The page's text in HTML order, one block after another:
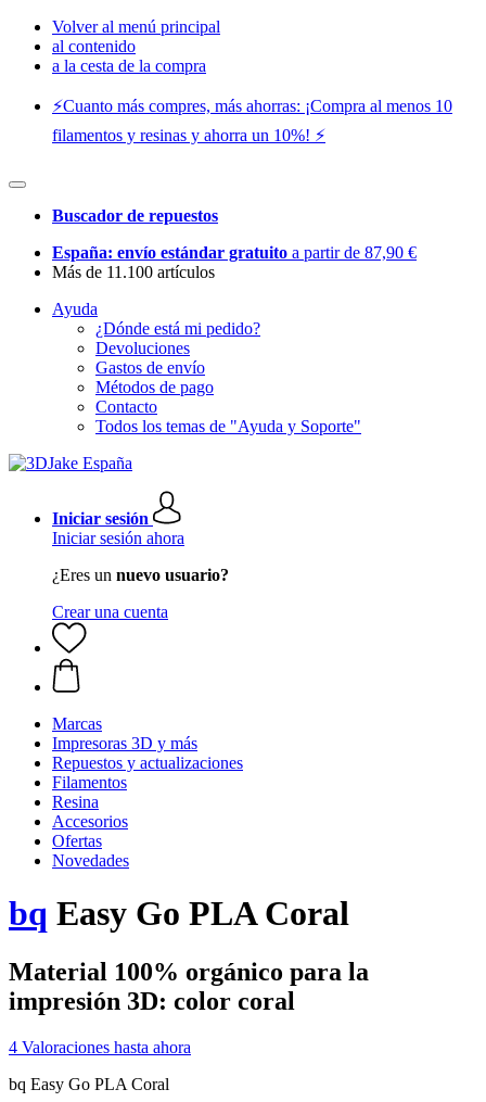
Volver al menú principal
al contenido
a la cesta de la compra
⚡️Cuanto más compres, más ahorras: ¡Compra al menos 10
filamentos y resinas y ahorra un 10%! ⚡️
Buscador de repuestos
España: envío estándar gratuito a partir de 87,90 €
Más de 11.100 artículos
Ayuda
¿Dónde está mi pedido?
Devoluciones
Gastos de envío
Métodos de pago
Contacto
Todos los temas de "Ayuda y Soporte"
Iniciar sesión
Iniciar sesión ahora
¿Eres un nuevo usuario?
Crear una cuenta
Marcas
Impresoras 3D y más
Repuestos y actualizaciones
Filamentos
Resina
Accesorios
Ofertas
Novedades
bq Easy Go PLA Coral
Material 100% orgánico para la
impresión 3D: color coral
4 Valoraciones hasta ahora
bq Easy Go PLA Coral